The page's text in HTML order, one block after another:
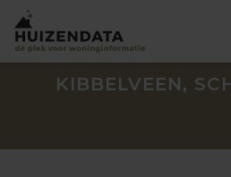
KIBBELVEEN,